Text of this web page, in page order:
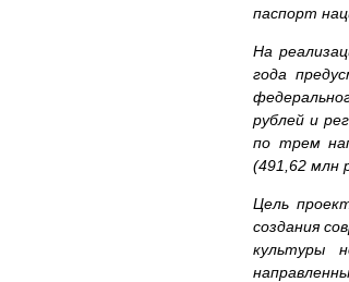
паспорт
На
года
рублей и
по трем
(491,62 млн
Цель
создания
культуры